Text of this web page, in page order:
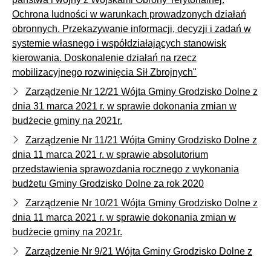
Ochrona ludności w warunkach prowadzonych działań
obronnych. Przekazywanie informacji, decyzji i zadań w
systemie własnego i współdziałających stanowisk
kierowania. Doskonalenie działań na rzecz
mobilizacyjnego rozwinięcia Sił Zbrojnych"
Zarządzenie Nr 12/21 Wójta Gminy Grodzisko Dolne z
dnia 31 marca 2021 r. w sprawie dokonania zmian w
budżecie gminy na 2021r.
Zarządzenie Nr 11/21 Wójta Gminy Grodzisko Dolne z
dnia 11 marca 2021 r. w sprawie absolutorium
przedstawienia sprawozdania rocznego z wykonania
budżetu Gminy Grodzisko Dolne za rok 2020
Zarządzenie Nr 10/21 Wójta Gminy Grodzisko Dolne z
dnia 11 marca 2021 r. w sprawie dokonania zmian w
budżecie gminy na 2021r.
Zarządzenie Nr 9/21 Wójta Gminy Grodzisko Dolne z